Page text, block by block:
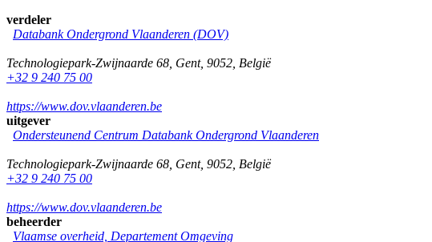
verdeler
Databank Ondergrond Vlaanderen (DOV)
Technologiepark-Zwijnaarde 68 Gent, 9052 België
+32 9 240 75 00
https://www.dov.vlaanderen.be
uitgever
Ondersteunend Centrum Databank Ondergrond Vlaanderen
Technologiepark-Zwijnaarde 68 Gent, 9052 België
+32 9 240 75 00
https://www.dov.vlaanderen.be
beheerder
Vlaamse overheid, Departement Omgeving